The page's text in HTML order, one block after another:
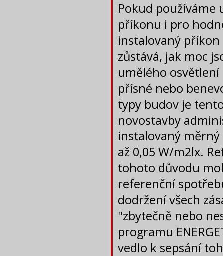
Pokud
příkonu i pro
instalovaný příkon
zůstává, jak moc
umělého osvětlení
přísné nebo
typy budov je
novostavby
instalovaný
až 0,05 W/m2lx.
tohoto důvodu
referenční
dodržení všech
"zbytečně nebo
programu
vedlo k sepsání